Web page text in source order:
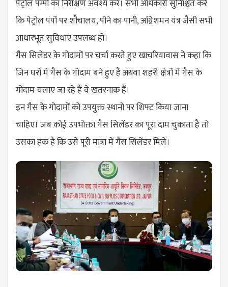
पेट्रोल पम्पों का निरीक्षण अवश्य करें। सभी अधिकारी सुनिश्चित करें
कि पेट्रोल पंपों पर शौचालय, पीने का पानी, अग्निशमन यंत्र जैसी सभी
आधारभूत सुविधाएं उपलब्ध हों।
गैस सिलेंडर के गोदामों पर चर्चा करते हुए खाचरियावास ने कहा कि
जिन घरों में गैस के गोदाम बने हुए हैं अथवा शहरी क्षेत्रों में गैस के
गोदाम चलाए जा रहे हैं वे खतरनाक हैं।
इन गैस के गोदामों को उपयुक्त स्थानों पर शिफ्ट किया जाना
चाहिए। जब कोई उपभोक्ता गैस सिलेंडर का पूरा दाम चुकाता है तो
उसका हक है कि उसे पूरी मात्रा में गैस सिलेंडर मिले।